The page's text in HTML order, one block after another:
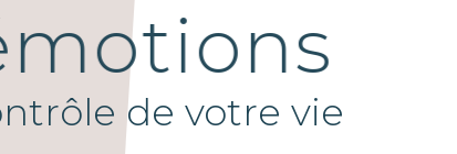
de votre vie